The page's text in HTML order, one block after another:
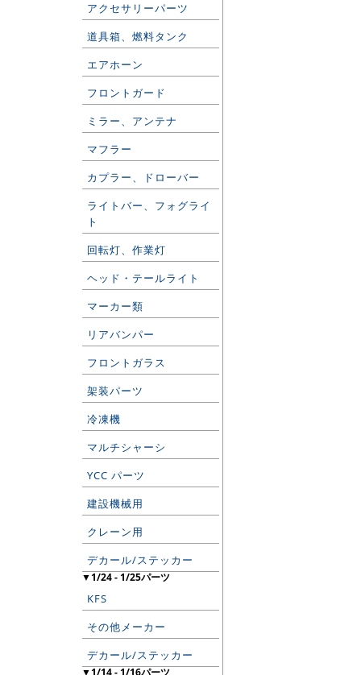
アクセサリーパーツ
道具箱、燃料タンク
エアホーン
フロントガード
ミラー、アンテナ
マフラー
カプラー、ドローバー
ライトバー、フォグライ
ト
回転灯、作業灯
ヘッド・テールライト
マーカー類
リアバンパー
フロントガラス
架装パーツ
冷凍機
マルチシャーシ
YCC パーツ
建設機械用
クレーン用
デカール/ステッカー
▼1/24 - 1/25パーツ
KFS
その他メーカー
デカール/ステッカー
▼1/14 - 1/16パーツ